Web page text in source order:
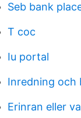
Seb bank
T coc
Iu portal
Inredning och
Erinran eller